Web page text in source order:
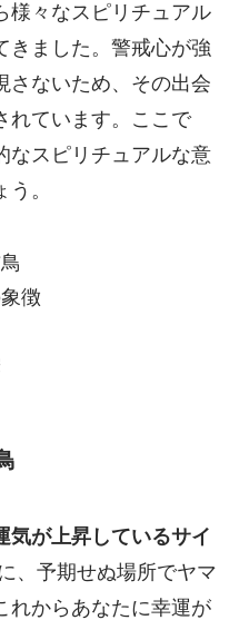
様々なスピリチュアル
きました。警戒心が強
さないため、その出会
れています。ここで
なスピリチュアルな意
。
徴
気が上昇しているサイ
、予期せぬ場所でヤマ
れからあなたに幸運が